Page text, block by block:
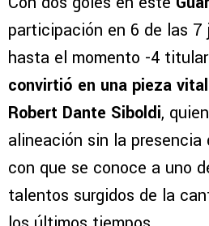
Con dos goles en este
participación en 6 de las 7
hasta el momento -4
convirtió en una pieza vital
Robert Dante Siboldi ,
alineación sin la presencia